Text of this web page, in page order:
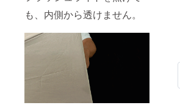
も、内側から透けません。